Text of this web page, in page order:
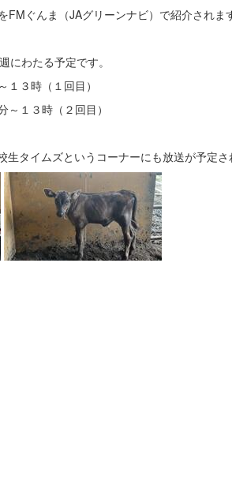
ぐんま（JAグリーンナビ）で紹介されま
にわたる予定です。
１３時（１回目）
～１３時（２回目）
タイムズというコーナーにも放送が予定さ